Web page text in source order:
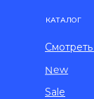
КАТАЛОГ
New
Sale